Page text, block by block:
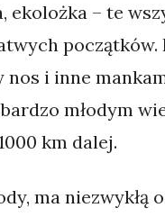
– te
początków.
i inne
młodym
km dalej.
ma niezwykłą